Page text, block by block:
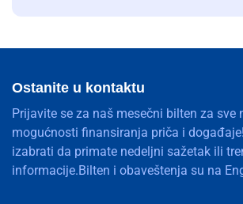
Ostanite u kontaktu
Prijavite se za naš mesečni bilten za sve
mogućnosti finansiranja priča i
izabrati da primate nedeljni sažetak ili
informacije.Bilten i obaveštenja su na